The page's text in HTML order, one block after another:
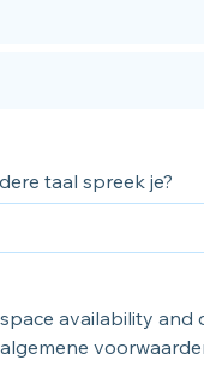
taal spreek je?
availability and